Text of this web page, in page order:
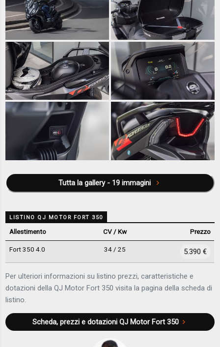
Tutta la gallery - 19 immagini
LISTINO QJ MOTOR FORT 350
Allestimento CV / Kw Prezzo
Fort 350 4.0 34 / 25 5.390 €
Per ulteriori informazioni su listino prezzi, caratteristiche e
dotazioni della QJ Motor Fort 350 visita la pagina della scheda di
listino.
Scheda, prezzi e dotazioni QJ Motor Fort 350